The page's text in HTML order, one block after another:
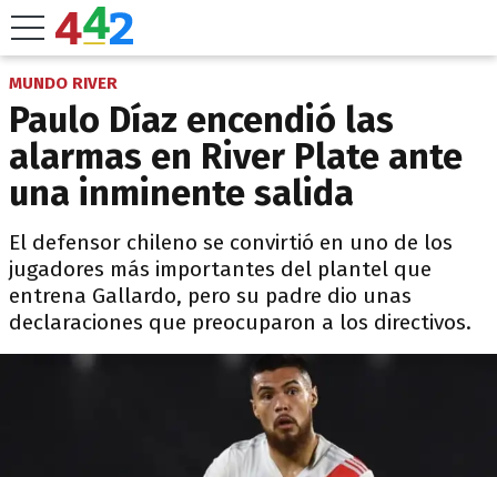
MUNDO RIVER
Paulo Díaz encendió las
alarmas en River Plate ante
una inminente salida
El defensor chileno se convirtió en uno de los
jugadores más importantes del plantel que
entrena Gallardo, pero su padre dio unas
declaraciones que preocuparon a los directivos.